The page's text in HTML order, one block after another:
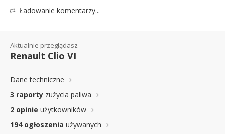
Ładowanie komentarzy...
Aktualnie przeglądasz
Renault Clio VI
Dane techniczne
3 raporty zużycia paliwa
2 opinie użytkowników
194 ogłoszenia używanych